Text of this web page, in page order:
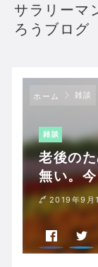
サラリーマ
ろうブログ
ホーム 雑談
雑談
老後の
無い。
2019年9月